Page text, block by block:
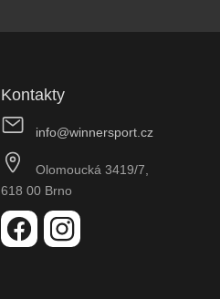
Kontakty
info@winnersport.cz
Olomoucká 3419/7,
618 00 Brno